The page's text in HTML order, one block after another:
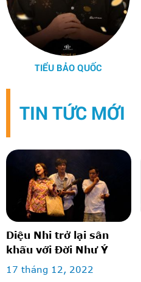
TIỂU BẢO QUỐC
TIN TỨC MỚI
Diệu Nhi trở lại sân
khấu với Đời Như Ý
17 tháng 12, 2022